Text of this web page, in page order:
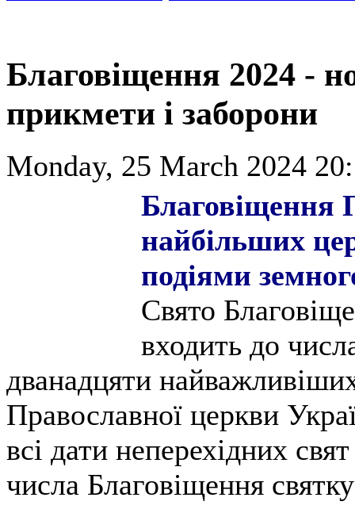
Благовіщення 2024 -
прикмети і заборони
Monday, 25 March 2024
Благовіщення
найбільших
подіями
Свято
входить до
дванадцяти
Православної церкви
всі дати неперехідних
числа Благовіщення